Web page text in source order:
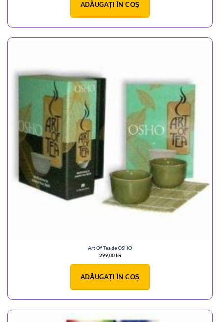
ADĂUGAȚI ÎN COȘ
Art Of Tea de OSHO
299,00lei
ADĂUGAȚI ÎN COȘ